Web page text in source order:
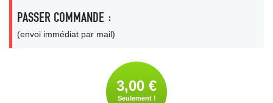
PASSER COMMANDE :
(envoi immédiat par mail)
3,00 €
Seulement !